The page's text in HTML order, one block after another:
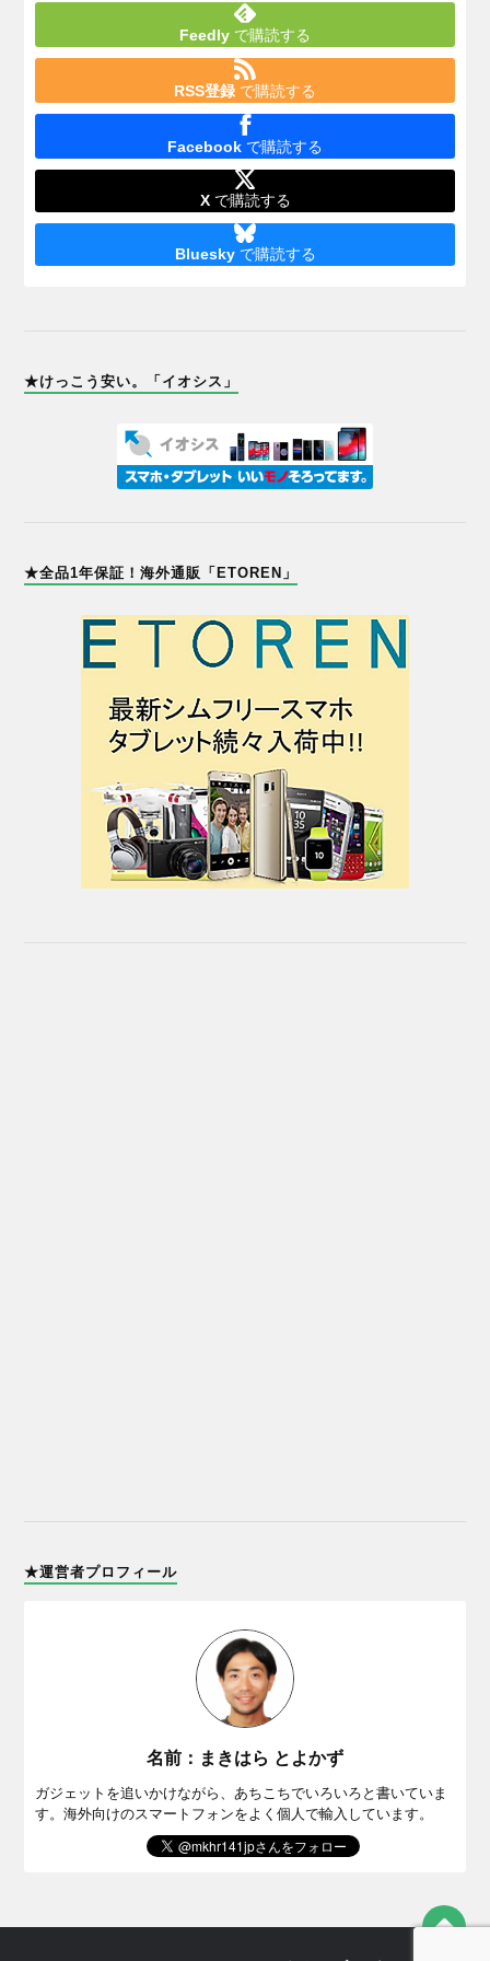
Feedly で購読する
RSS登録 で購読する
Facebook で購読する
Xで購読する
Blueskyで購読する
★けっこう安い。「イオシス」
★全品1年保証！海外通販「ETOREN」
★運営者プロフィール
名前：まきはら とよかず
ガジェットを追いかけながら、あちこちでいろいろと書いていま
す。海外向けのスマートフォンをよく個人で輸入しています。